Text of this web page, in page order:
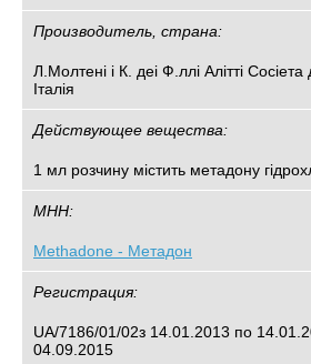
Производитель, страна:
Л.Молтені і К. деі Ф.ллі Алітті Сосіета
Італія
Действующее вещества:
1 мл розчину містить метадону
МНН:
Methadone - Метадон
Регистрация:
UA/7186/01/02з 14.01.2013 по
04.09.2015